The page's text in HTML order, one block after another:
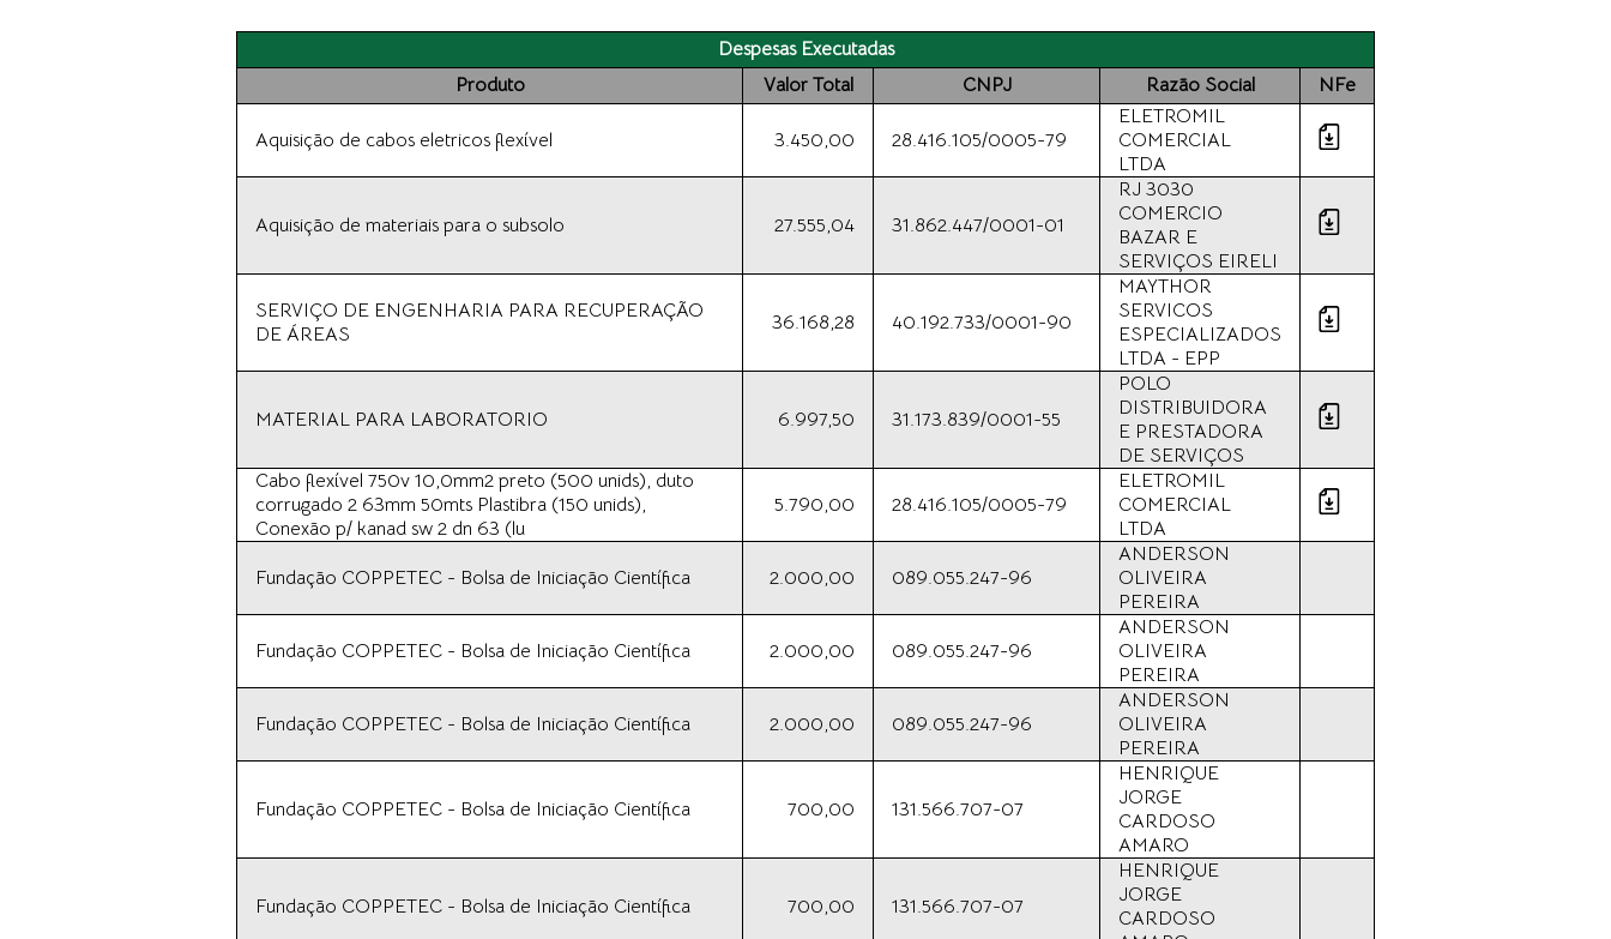
Despesas Executadas
Produto
Valor Total CNPJ Razão Social NFe
Aquisição de cabos eletricos flexível 3.450,00 28.416.105/0005-79
ELETROMIL
COMERCIAL
LTDA
Aquisição de materiais para o subsolo 27.555,04 31.862.447/0001-01
RJ 3030
COMERCIO
BAZAR E
SERVIÇOS EIRELI
SERVIÇO DE ENGENHARIA PARA RECUPERAÇÃO
DE ÁREAS
36.168,28 40.192.733/0001-90
MAYTHOR
SERVICOS
ESPECIALIZADOS
LTDA - EPP
MATERIAL PARA LABORATORIO 6.997,50 31.173.839/0001-55
POLO
DISTRIBUIDORA
E PRESTADORA
DE SERVIÇOS
Cabo flexível 750v 10,0mm2 preto (500 unids), duto
corrugado 2 63mm 50mts Plastibra (150 unids),
Conexão p/ kanad sw 2 dn 63 (lu
5.790,00 28.416.105/0005-79
ELETROMIL
COMERCIAL
LTDA
Fundação COPPETEC - Bolsa de Iniciação Científica 2.000,00 089.055.247-96
ANDERSON
OLIVEIRA
PEREIRA
Fundação COPPETEC - Bolsa de Iniciação Científica 2.000,00 089.055.247-96
ANDERSON
OLIVEIRA
PEREIRA
Fundação COPPETEC - Bolsa de Iniciação Científica 2.000,00 089.055.247-96
ANDERSON
OLIVEIRA
PEREIRA
Fundação COPPETEC - Bolsa de Iniciação Científica 700,00 131.566.707-07
HENRIQUE
JORGE
CARDOSO
AMARO
Fundação COPPETEC - Bolsa de Iniciação Científica 700,00 131.566.707-07
HENRIQUE
JORGE
CARDOSO